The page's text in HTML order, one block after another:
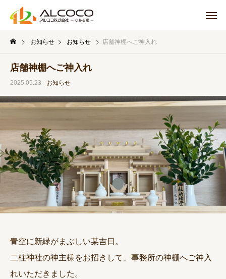
お知らせ お知らせ 店舗神棚へご神入れ
店舗神棚へご神入れ
2025.05.23 お知らせ
青空に新緑がまぶしい某吉日。
二柱神社の神主様をお招きして、事務所の神棚へご神入
れいただきました。